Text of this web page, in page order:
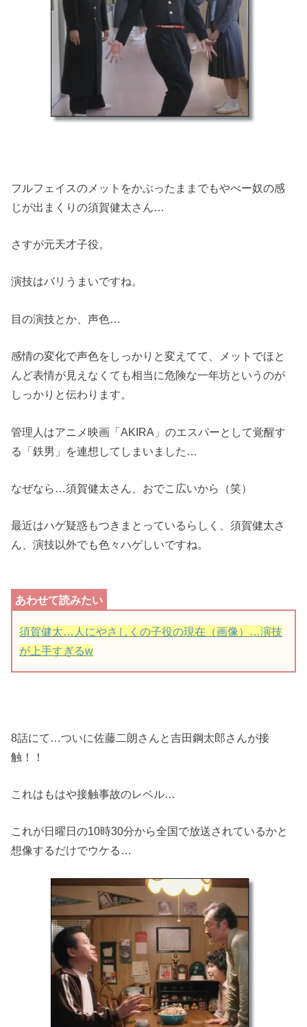
フルフェイスのメットをかぶったままでもやべー奴の感
じが出まくりの須賀健太さん…
さすが元天才子役。
演技はバリうまいですね。
目の演技とか、声色…
感情の変化で声色をしっかりと変えてて、メットでほと
んど表情が見えなくても相当に危険な一年坊というのが
しっかりと伝わります。
管理人はアニメ映画「AKIRA」のエスパーとして覚醒す
る「鉄男」を連想してしまいました…
なぜなら…須賀健太さん、おでこ広いから（笑）
最近はハゲ疑惑もつきまとっているらしく、須賀健太さ
ん、演技以外でも色々ハゲしいですね。
須賀健太…人にやさしくの子役の現在（画像）…演技
が上手すぎるw
8話にて…ついに佐藤二朗さんと吉田鋼太郎さんが接
触！！
これはもはや接触事故のレベル…
これが日曜日の10時30分から全国で放送されているかと
想像するだけでウケる…